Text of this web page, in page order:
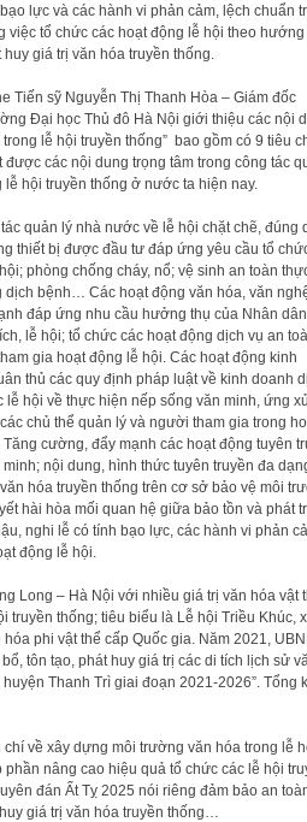
lực và các hành vi phản cảm, lệch chuẩn
việc tổ chức các hoạt động lễ hội theo hướng
giá trị văn hóa truyền thống.
Tiến sỹ Nguyễn Thị Thanh Hòa – Giám đốc
Đại học Thủ đô Hà Nội giới thiệu các nội
lễ hội truyền thống” bao gồm có 9 tiêu
các nội dung trọng tâm trong công tác
hội truyền thống ở nước ta hiện nay.
quản lý nhà nước về lễ hội chặt chẽ, đúng
thiết bị được đầu tư đáp ứng yêu cầu tổ
phòng chống cháy, nổ; vệ sinh an toàn
bệnh… Các hoạt động văn hóa, văn
đáp ứng nhu cầu hưởng thụ của Nhân
lễ hội; tổ chức các hoạt động dịch vụ an
gia hoạt động lễ hội. Các hoạt động kinh
thủ các quy định pháp luật về kinh doanh
lễ hội về thực hiện nếp sống văn minh, ứng
chủ thể quản lý và người tham gia trong
cường, đẩy mạnh các hoạt động tuyên
nội dung, hình thức tuyên truyền đa
hóa truyền thống trên cơ sở bảo vệ môi
hài hòa mối quan hệ giữa bảo tồn và phát
nghi lễ có tính bạo lực, các hành vi phản
động lễ hội.
Long – Hà Nội với nhiều giá trị văn hóa vật
truyền thống; tiêu biểu là Lễ hội Triều Khúc,
phi vật thể cấp Quốc gia. Năm 2021,
tôn tạo, phát huy giá trị các di tích lịch sử
Thanh Trì giai đoạn 2021-2026”. Tổng
về xây dựng môi trường văn hóa trong lễ
nâng cao hiệu quả tổ chức các lễ hội
đán Ất Tỵ 2025 nói riêng đảm bảo an
giá trị văn hóa truyền thống…